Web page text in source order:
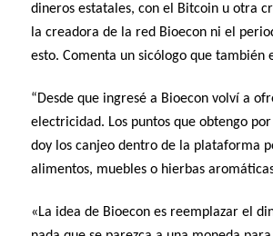
dineros estatales, con el Bitcoin u otra
la creadora de la red Bioecon ni el
esto. Comenta un sicólogo que también
“Desde que ingresé a Bioecon volví a
electricidad. Los puntos que obtengo
doy los canjeo dentro de la plataforma
alimentos, muebles o hierbas
«La idea de Bioecon es reemplazar el